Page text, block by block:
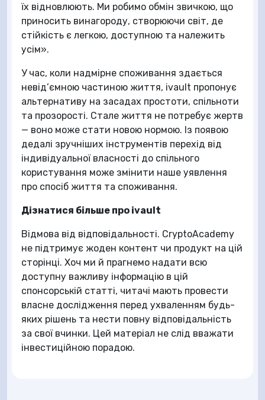
їх відновлюють. Ми робимо обмін звичкою, що
приносить винагороду, створюючи світ, де
стійкість є легкою, доступною та належить
усім».
У час, коли надмірне споживання здається
невід’ємною частиною життя, ivault пропонує
альтернативу на засадах простоти, спільноти
та прозорості. Стале життя не потребує жертв
— воно може стати новою нормою. Із появою
дедалі зручніших інструментів перехід від
індивідуальної власності до спільного
користування може змінити наше уявлення
про спосіб життя та споживання.
Дізнатися більше про ivault
Відмова від відповідальності. CryptoAcademy
не підтримує жоден контент чи продукт на цій
сторінці. Хоч ми й прагнемо надати всю
доступну важливу інформацію в цій
спонсорській статті, читачі мають провести
власне дослідження перед ухваленням будь-
яких рішень та нести повну відповідальність
за свої вчинки. Цей матеріал не слід вважати
інвестиційною порадою.